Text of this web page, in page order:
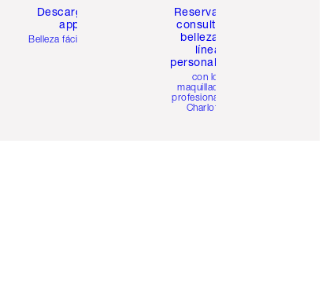
Descarga la
app
Belleza fácil para ti
Reserva una
consulta de
belleza en
línea
personalizada
con los
maquilladores
profesionales de
Charlotte.